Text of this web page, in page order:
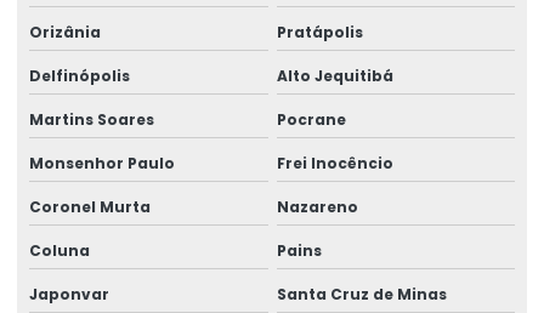
Orizânia Pratápolis
Delfinópolis Alto Jequitibá
Martins Soares Pocrane
Monsenhor Paulo Frei Inocêncio
Coronel Murta Nazareno
Coluna Pains
Japonvar Santa Cruz de Minas